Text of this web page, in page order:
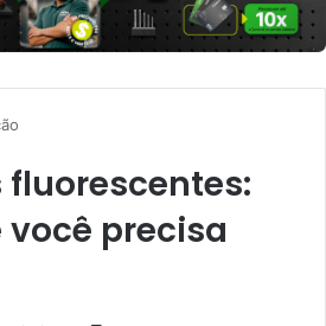
precisa